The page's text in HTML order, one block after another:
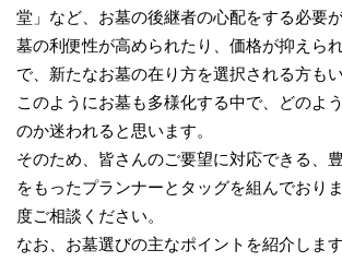
堂」など、お墓の後継者の心配をする必要
墓の利便性が高められたり、価格が抑えら
で、新たなお墓の在り方を選択される方もい
このようにお墓も多様化する中で、どのよ
のか迷われると思います。
そのため、皆さんのご要望に対応できる、
をもったプランナーとタッグを組んでおり
度ご相談ください。
なお、お墓選びの主なポイントを紹介しま